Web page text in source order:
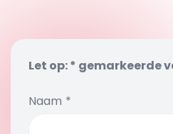
Let op: * gemarkeerde
Naam